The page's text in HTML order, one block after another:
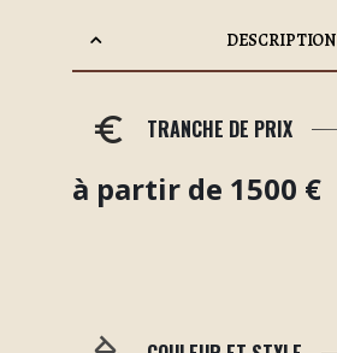
DESCRIPTION
TRANCHE DE PRIX
à partir de 1500 €